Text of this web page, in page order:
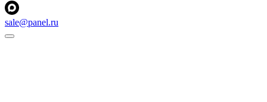
sale@panel.ru